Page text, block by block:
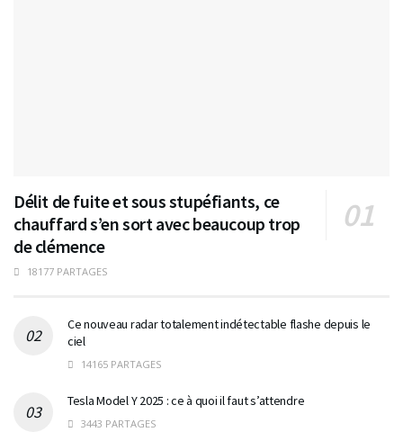
Délit de fuite et sous stupéfiants, ce
chauffard s’en sort avec beaucoup trop
de clémence
18177 PARTAGES
Ce nouveau radar totalement indétectable flashe depuis le
ciel
14165 PARTAGES
Tesla Model Y 2025 : ce à quoi il faut s’attendre
3443 PARTAGES